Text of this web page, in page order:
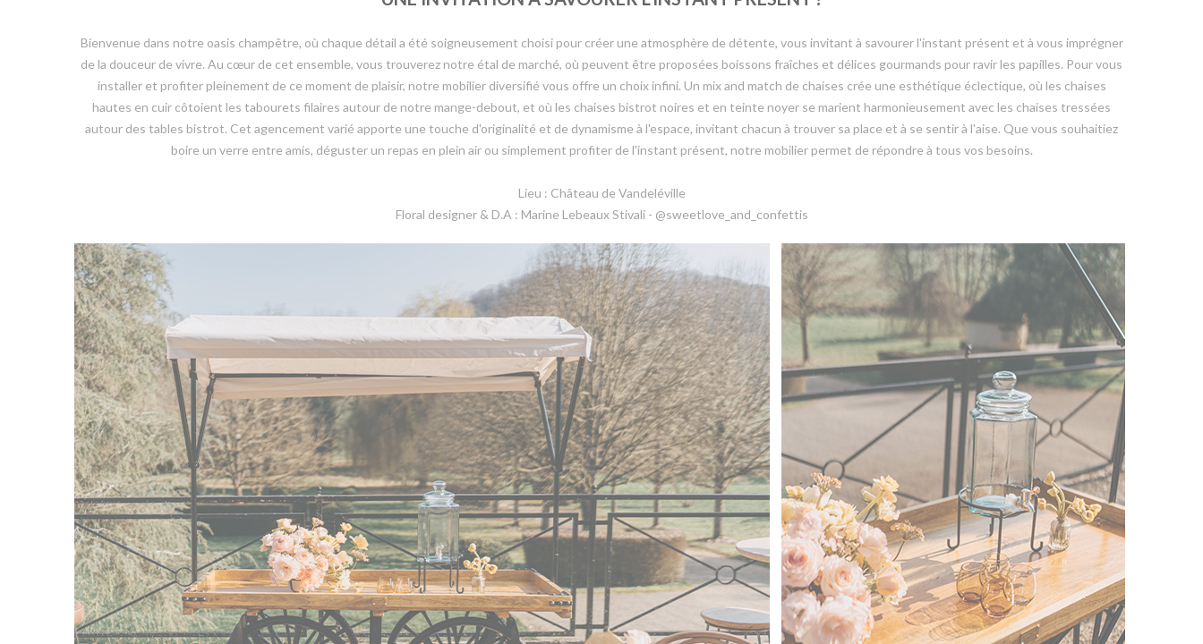
Bienvenue dans notre oasis champêtre, où chaque détail a été soigneusement choisi pour créer une atmosphère de détente, vous invitant à savourer l'instant présent et à vous imprégner
de la douceur de vivre. Au cœur de cet ensemble, vous trouverez notre étal de marché, où peuvent être proposées boissons fraîches et délices gourmands pour ravir les papilles. Pour vous
installer et profiter pleinement de ce moment de plaisir, notre mobilier diversifié vous offre un choix infini. Un mix and match de chaises crée une esthétique éclectique, où les chaises
hautes en cuir côtoient les tabourets filaires autour de notre mange-debout, et où les chaises bistrot noires et en teinte noyer se marient harmonieusement avec les chaises tressées
autour des tables bistrot. Cet agencement varié apporte une touche d'originalité et de dynamisme à l'espace, invitant chacun à trouver sa place et à se sentir à l'aise. Que vous souhaitiez
boire un verre entre amis, déguster un repas en plein air ou simplement profiter de l'instant présent, notre mobilier permet de répondre à tous vos besoins.
Lieu : Château de Vandeléville
Floral designer & D.A : Marine Lebeaux Stivali - @sweetlove_and_confettis